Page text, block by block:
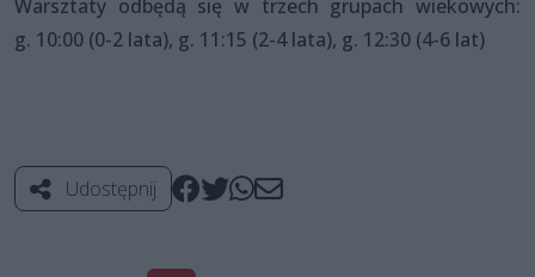
Warsztaty odbędą się w trzech grupach wiekowych:
g. 10:00 (0-2 lata), g. 11:15 (2-4 lata), g. 12:30 (4-6 lat)
Udostępnij